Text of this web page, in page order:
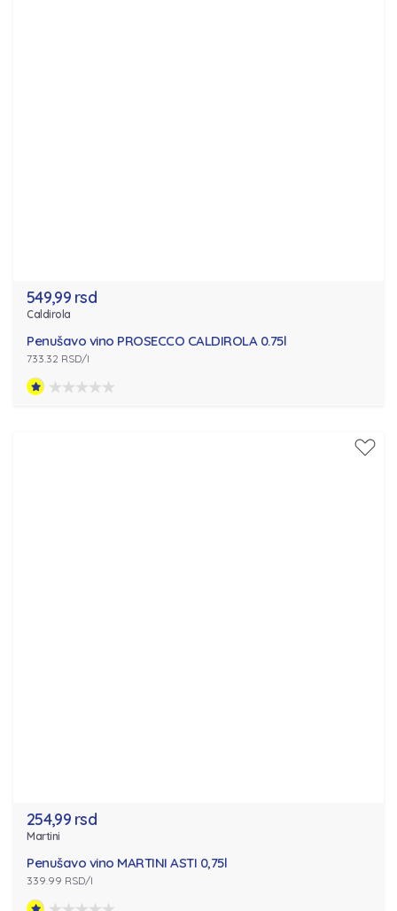
549,99 rsd
Caldirola
Penušavo vino PROSECCO CALDIROLA 0.75l
733.32 RSD/l
254,99 rsd
Martini
Penušavo vino MARTINI ASTI 0,75l
339.99 RSD/l